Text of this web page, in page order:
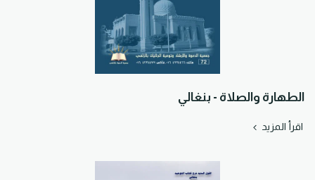
الطهارة والصلاة - بنغالي
اقرأ المزيد